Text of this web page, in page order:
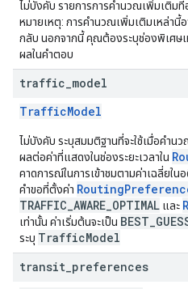
ไม่บังคับ รายการการคำนวณเพิ่มเติมที่
หมายเหตุ: การคำนวณเพิ่มเติมเหล่านี้
กลับ นอกจากนี้ คุณต้องระบุช่องพิเศษ
ผลในคำตอบ
traffic model
TrafficModel
ไม่บังคับ ระบุสมมติฐานที่จะใช้เมื่อคำน
ผลต่อค่าที่แสดงในช่องระยะเวลาใน
คาดการณ์ในการเข้าชมตามค่าเฉลี่ยใน
คำขอที่ตั้งค่า
TRAFFIC_AWARE_OPTIMAL และ
เท่านั้น ค่าเริ่มต้นจะเป็น
ระบุ TrafficModel
transit preferences